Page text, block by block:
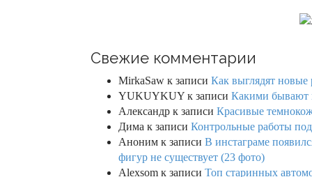
Свежие комментарии
MirkaSaw к записи Как выглядят новые
YUKUYKUY к записи Какими бывают
Александр к записи Красивые
Дима к записи Контрольные работы
Аноним к записи В инстаграме
фигур не существует (23 фото)
Alexsom к записи Топ старинных